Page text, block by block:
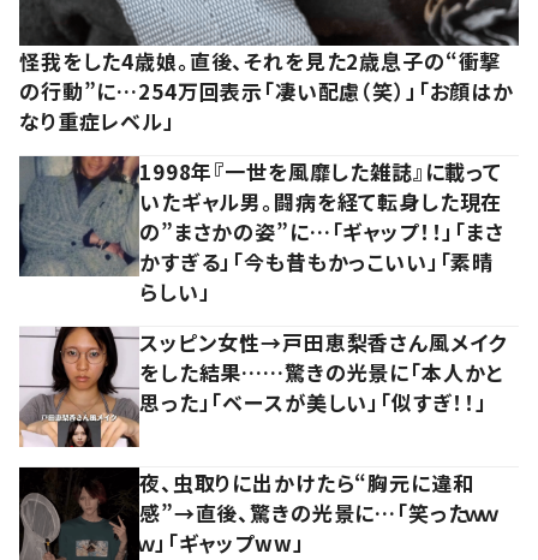
怪我をした4歳娘。直後、それを見た2歳息子の“衝撃
の行動”に…254万回表示「凄い配慮（笑）」「お顔はか
なり重症レベル」
1998年『一世を風靡した雑誌』に載って
いたギャル男。闘病を経て転身した現在
の”まさかの姿”に…「ギャップ！！」「まさ
かすぎる」「今も昔もかっこいい」「素晴
らしい」
スッピン女性→戸田恵梨香さん風メイク
をした結果……驚きの光景に「本人かと
思った」「ベースが美しい」「似すぎ！！」
夜、虫取りに出かけたら“胸元に違和
感”→直後、驚きの光景に…「笑ったｗｗ
ｗ」「ギャップww」